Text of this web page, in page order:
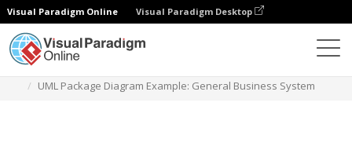
Visual Paradigm Online Visual Paradigm Desktop
UML Package Diagram Example: General Business System